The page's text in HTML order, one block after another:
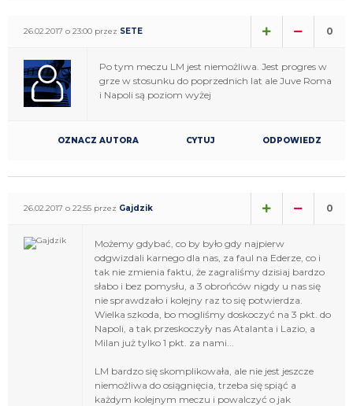
26.02.2017 o 23:00 przez SETE 0
Po tym meczu LM jest niemożliwa. Jest progres w
grze w stosunku do poprzednich lat ale Juve Roma
i Napoli są poziom wyżej
OZNACZ AUTORA CYTUJ ODPOWIEDZ
26.02.2017 o 22:55 przez Gajdzik 0
Możemy gdybać, co by było gdy najpierw
odgwizdali karnego dla nas, za faul na Ederze, co i
tak nie zmienia faktu, że zagraliśmy dzisiaj bardzo
słabo i bez pomysłu, a 3 obrońców nigdy u nas się
nie sprawdzało i kolejny raz to się potwierdza.
Wielka szkoda, bo mogliśmy doskoczyć na 3 pkt. do
Napoli, a tak przeskoczyły nas Atalanta i Lazio, a
Milan już tylko 1 pkt. za nami...
LM bardzo się skomplikowała, ale nie jest jeszcze
niemożliwa do osiągnięcia, trzeba się spiąć a
każdym kolejnym meczu i powalczyć o jak